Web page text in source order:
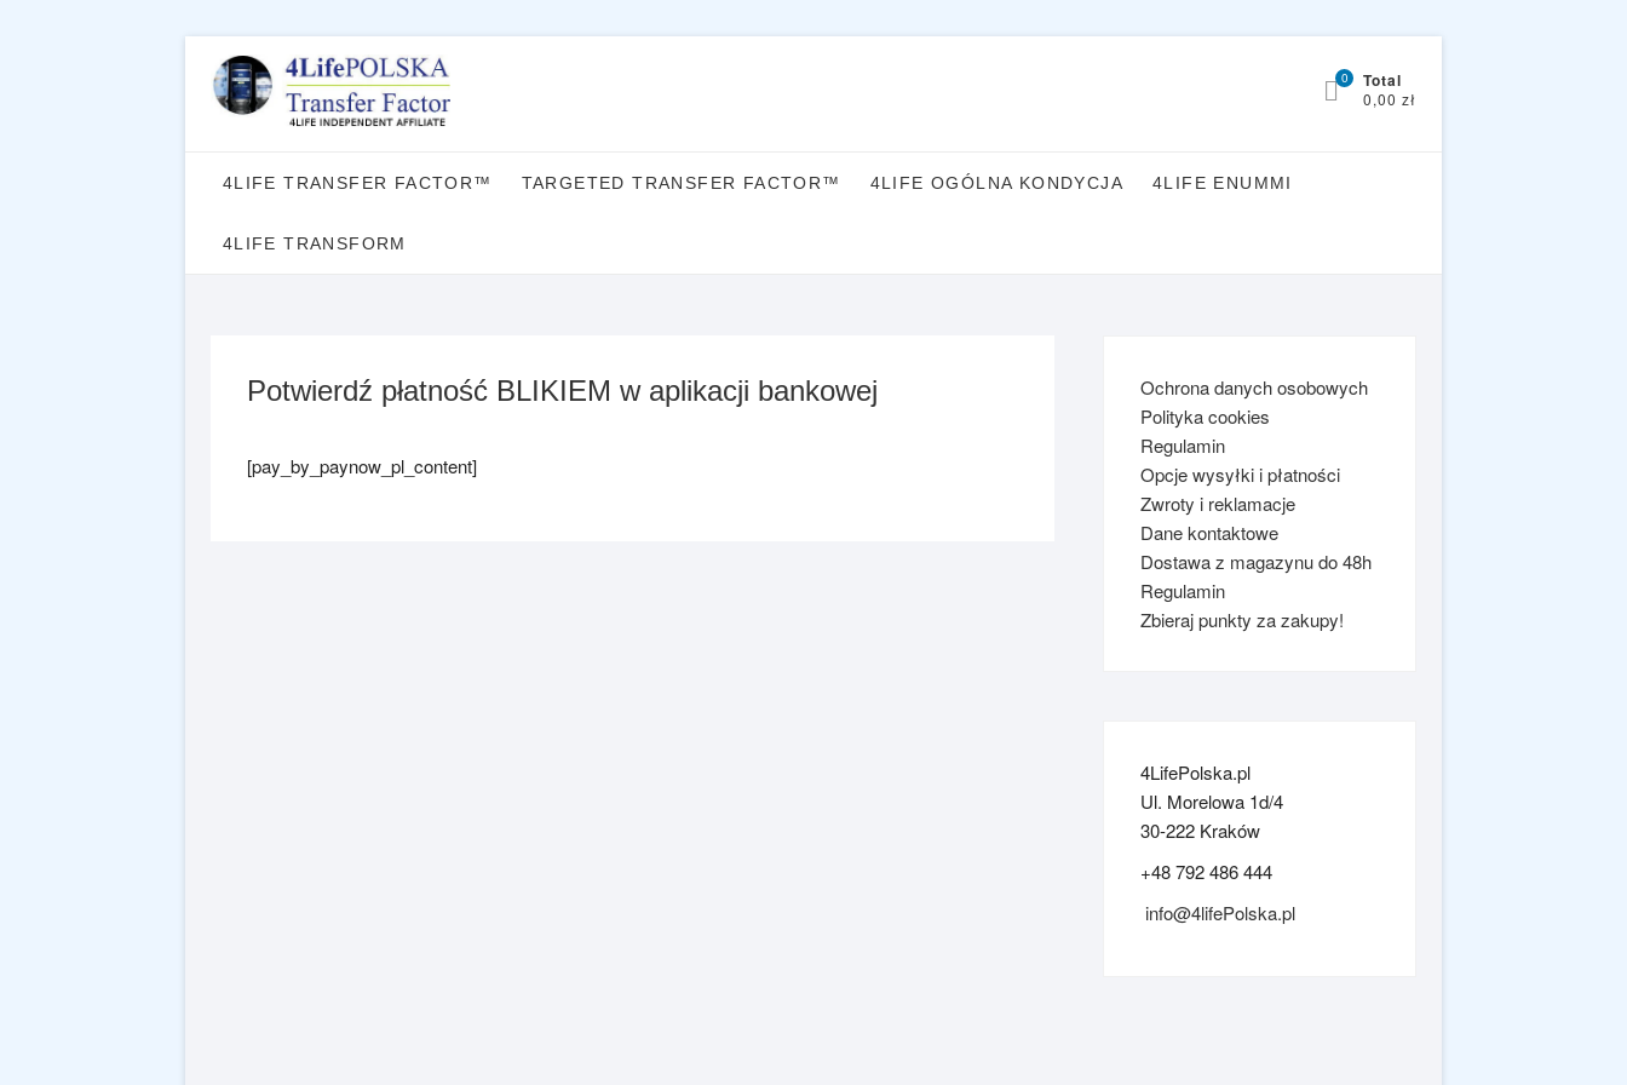
content
0 Total
0,00 zł
4LIFE TRANSFER FACTOR™ TARGETED TRANSFER FACTOR™ 4LIFE OGÓLNA KONDYCJA 4LIFE ENUMMI
4LIFE TRANSFORM
Potwierdź płatność BLIKIEM w aplikacji bankowej
[pay_by_paynow_pl_content]
Ochrona danych osobowych
Polityka cookies
Regulamin
Opcje wysyłki i płatności
Zwroty i reklamacje
Dane kontaktowe
Dostawa z magazynu do 48h
Regulamin
Zbieraj punkty za zakupy!
4LifePolska.pl
Ul. Morelowa 1d/4
30-222 Kraków
+48 792 486 444
info@4lifePolska.pl